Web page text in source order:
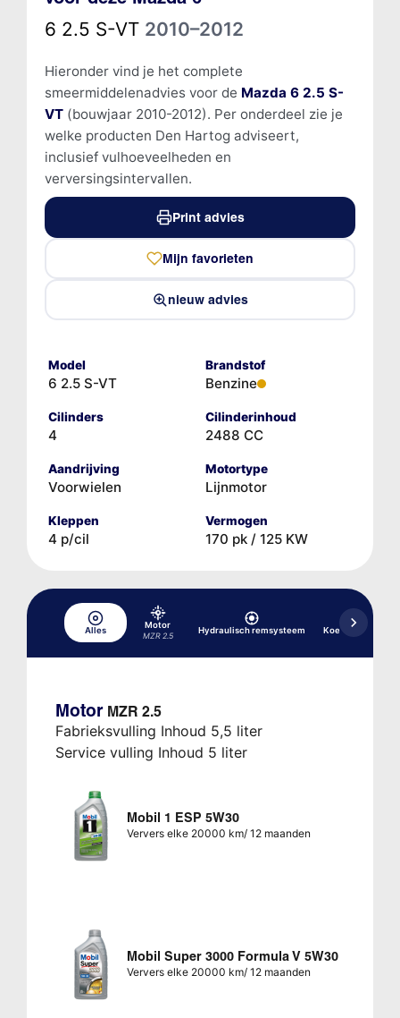
6 2.5 S-VT 2010–2012
Hieronder vind je het complete
smeermiddelenadvies voor de Mazda 6 2.5 S-
VT(bouwjaar 2010-2012). Per onderdeel zie je
welke producten Den Hartog adviseert,
inclusief vulhoeveelheden en
verversingsintervallen.
Print advies
Mijn favorieten
nieuw advies
Model
6 2.5 S-VT
Brandstof
Benzine
Cilinders
4
Cilinderinhoud
2488 CC
Aandrijving
Voorwielen
Motortype
Lijnmotor
Kleppen
4 p/cil
Vermogen
170 pk / 125 KW
Alles
Motor
MZR 2.5
Hydraulisch remsysteem Koelsysteem
Motor MZR 2.5
Fabrieksvulling Inhoud 5,5 liter
Service vulling Inhoud 5 liter
Mobil 1 ESP 5W30
Ververs elke 20000 km/ 12 maanden
Mobil Super 3000 Formula V 5W30
Ververs elke 20000 km/ 12 maanden